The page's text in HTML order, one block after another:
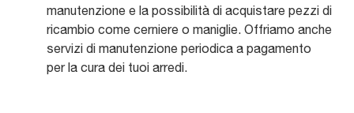
manutenzione e la possibilità di acquistare pezzi di
ricambio come cerniere o maniglie. Offriamo anche
servizi di manutenzione periodica a pagamento
per la cura dei tuoi arredi.